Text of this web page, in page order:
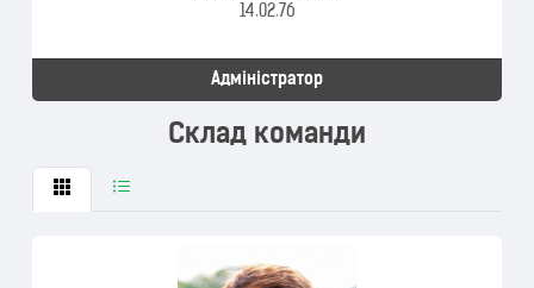
14.02.76
Адміністратор
Склад команди